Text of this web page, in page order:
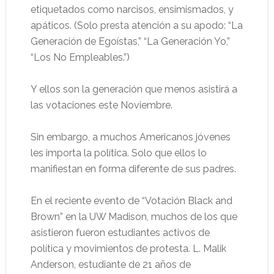
etiquetados como narcisos, ensimismados, y
apáticos. (Solo presta atención a su apodo: “La
Generación de Egoístas,” “La Generación Yo,”
“Los No Empleables.”)
Y ellos son la generación que menos asistirá a
las votaciones este Noviembre.
Sin embargo, a muchos Americanos jóvenes
les importa la política. Solo que ellos lo
manifiestan en forma diferente de sus padres.
En el reciente evento de “Votación Black and
Brown” en la UW Madison, muchos de los que
asistieron fueron estudiantes activos de
política y movimientos de protesta. L. Malik
Anderson, estudiante de 21 años de